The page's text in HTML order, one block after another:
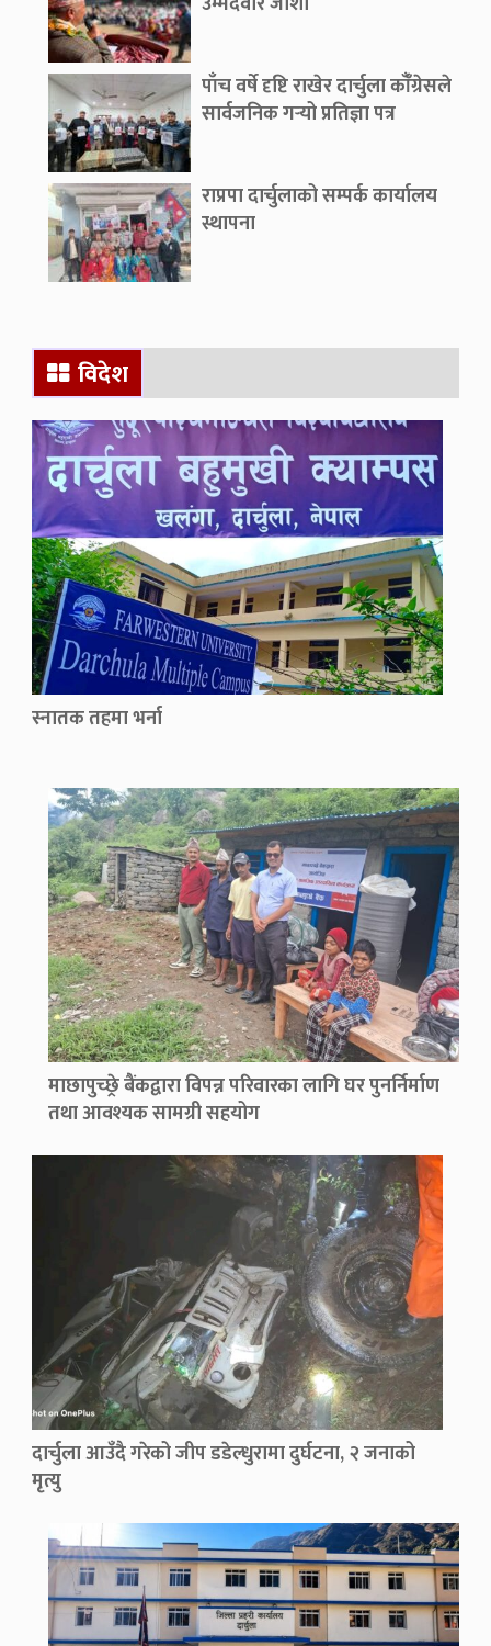
पाँच वर्षे दृष्टि राखेर दार्चुला काँँग्रेसले
सार्वजनिक गर्‍यो प्रतिज्ञा पत्र
राप्रपा दार्चुलाको सम्पर्क कार्यालय
स्थापना
विदेश
स्नातक तहमा भर्ना
माछापुच्छ्रे बैंकद्वारा विपन्न परिवारका लागि घर पुनर्निर्माण
तथा आवश्यक सामग्री सहयोग
दार्चुला आउँदै गरेको जीप डडेल्धुरामा दुर्घटना, २ जनाको
मृत्यु